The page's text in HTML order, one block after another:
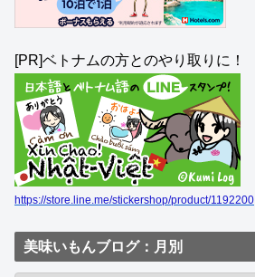
[PR]ベトナムの方とのやり取りに！
https://store.line.me/stickershop/product/1192200
美味いもんブログ：月別